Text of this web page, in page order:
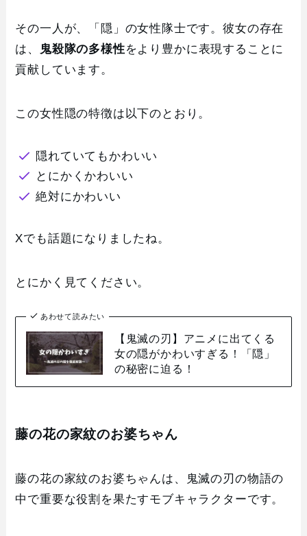
その一人が、「隠」の女性隊士です。彼女の存在
は、
鬼殺隊の多様性をより豊かに表現することに
貢献しています。
この女性隠の特徴は以下のとおり。
隠れていてもかわいい
とにかくかわいい
絶対にかわいい
Xでも話題になりましたね。
とにかく見てください。
あわせて読みたい
【鬼滅の刃】アニメに出てくる
女の隠がかわいすぎる！「隠」
の秘密に迫る！
藤の花の家紋のお婆ちゃん
藤の花の家紋のお婆ちゃんは、鬼滅の刃の物語の
中で重要な役割を果たすモブキャラクターです。